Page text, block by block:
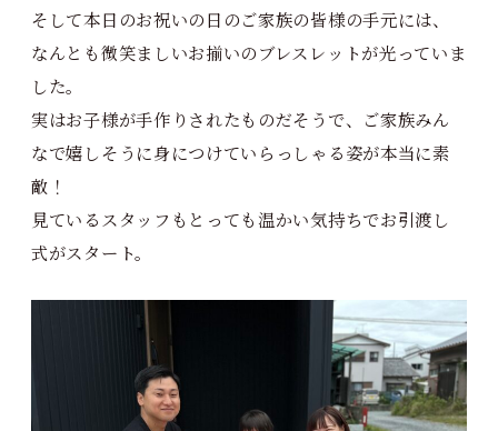
そして本日のお祝いの日のご家族の皆様の手元には、
なんとも微笑ましいお揃いのブレスレットが光っていま
した。
実はお子様が手作りされたものだそうで、ご家族みん
なで嬉しそうに身につけていらっしゃる姿が本当に素
敵！
見ているスタッフもとっても温かい気持ちでお引渡し
式がスタート。